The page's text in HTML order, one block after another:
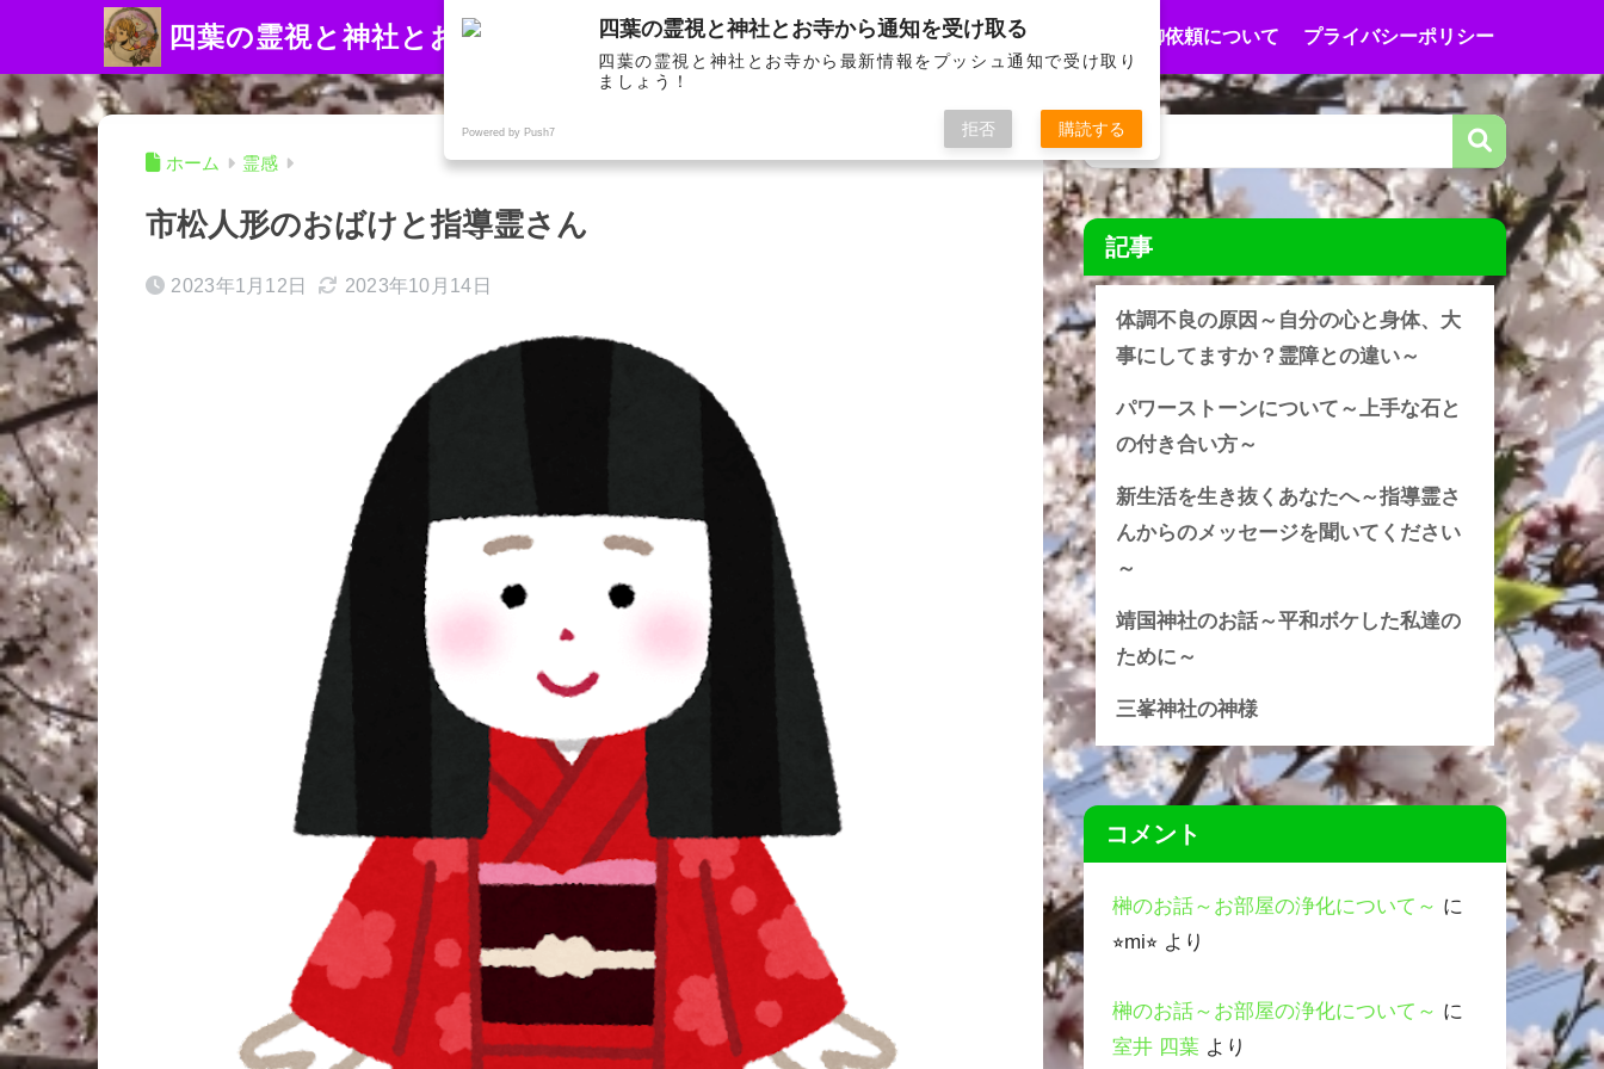
四葉の霊視と神社とお寺 お問い合わせ 御依頼について プライバシーポリシー
ホーム 霊感
市松人形のおばけと指導霊さん
2023年1月12日 2023年10月14日
記事
体調不良の原因～自分の心と身体、大
事にしてますか？霊障との違い～
パワーストーンについて～上手な石と
の付き合い方～
新生活を生き抜くあなたへ～指導霊さ
んからのメッセージを聞いてください
～
靖国神社のお話～平和ボケした私達の
ために～
三峯神社の神様
コメント
榊のお話～お部屋の浄化について～ に
⭐︎mi⭐︎ より
榊のお話～お部屋の浄化について～ に
室井 四葉 より
四葉の霊視と神社とお寺から通知を受け取る
四葉の霊視と神社とお寺から最新情報をプッシュ通知で受け取り
ましょう！
Powered by Push7 拒否 購読する